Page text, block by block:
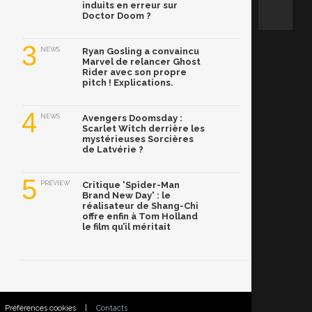
induits en erreur sur
Doctor Doom ?
3 NEWS
Ryan Gosling a convaincu
Marvel de relancer Ghost
Rider avec son propre
pitch ! Explications.
4 NEWS
Avengers Doomsday :
Scarlet Witch derrière les
mystérieuses Sorcières
de Latvérie ?
5 PREVIEW
Critique 'Spider-Man
Brand New Day' : le
réalisateur de Shang-Chi
offre enfin à Tom Holland
le film qu’il méritait
Préférences cookies Contacts